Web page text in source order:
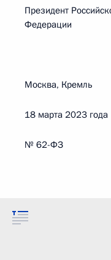
Президент
Москва, Кремль
18 марта 2023 года
№ 62-ФЗ